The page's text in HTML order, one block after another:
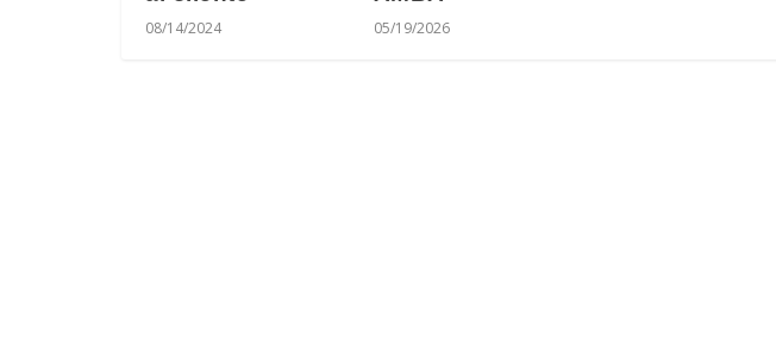
08/14/2024 05/19/2026